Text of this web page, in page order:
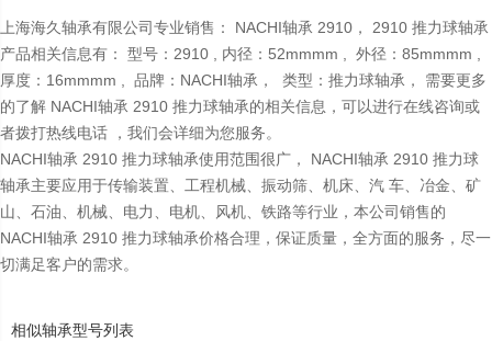
上海海久轴承有限公司专业销售： NACHI轴承 2910， 2910 推力球轴承
产品相关信息有： 型号：2910 , 内径：52mmmm , 外径：85mmmm ,
厚度：16mmmm , 品牌：NACHI轴承， 类型：推力球轴承， 需要更多
的了解 NACHI轴承 2910 推力球轴承的相关信息，可以进行在线咨询或
者拨打热线电话 ，我们会详细为您服务。
NACHI轴承 2910 推力球轴承使用范围很广， NACHI轴承 2910 推力球
轴承主要应用于传输装置、工程机械、振动筛、机床、汽 车、冶金、矿
山、石油、机械、电力、电机、风机、铁路等行业，本公司销售的
NACHI轴承 2910 推力球轴承价格合理，保证质量，全方面的服务，尽一
切满足客户的需求。
相似轴承型号列表